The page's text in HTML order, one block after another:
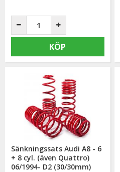
KÖP
Sänkningssats Audi A8 - 6
+ 8 cyl. (även Quattro)
06/1994- D2 (30/30mm)